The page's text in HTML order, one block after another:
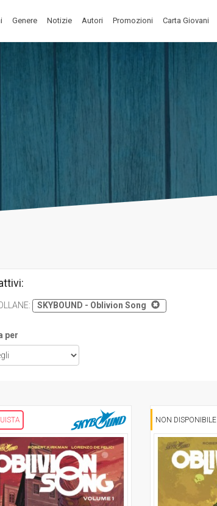
Genere Notizie Autori Promozioni Carta Giovani
: SKYBOUND - Oblivion Song
per
NON DISPONIBILE